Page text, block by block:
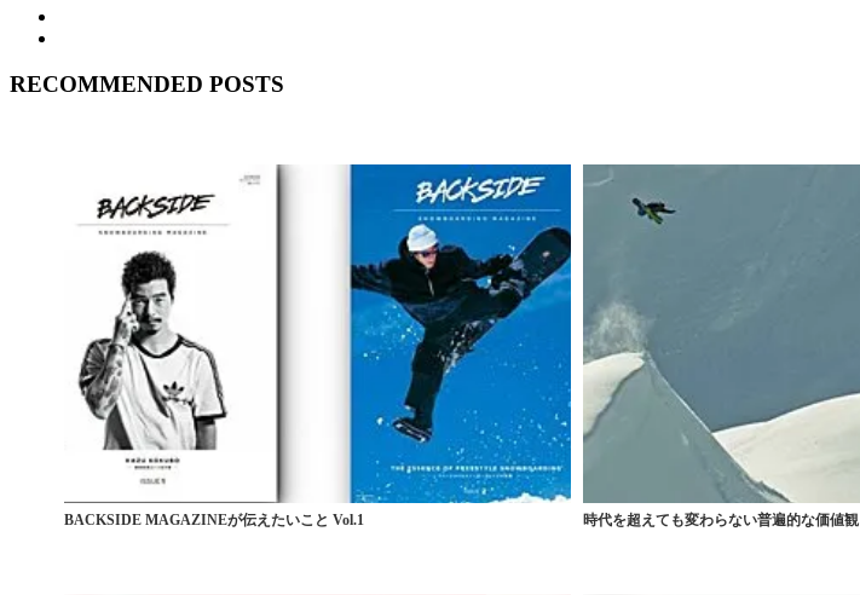
RECOMMENDED POSTS
BACKSIDE MAGAZINEが伝えたいこと Vol.1 時代を超えても変わらない普遍的な価値観